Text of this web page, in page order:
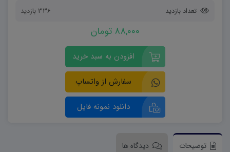
تعداد بازدید 336 بازدید
88,000 تومان
افزودن به سبد خرید
سفارش از واتساپ
دانلود نمونه فایل
توضیحات دیدگاه ها